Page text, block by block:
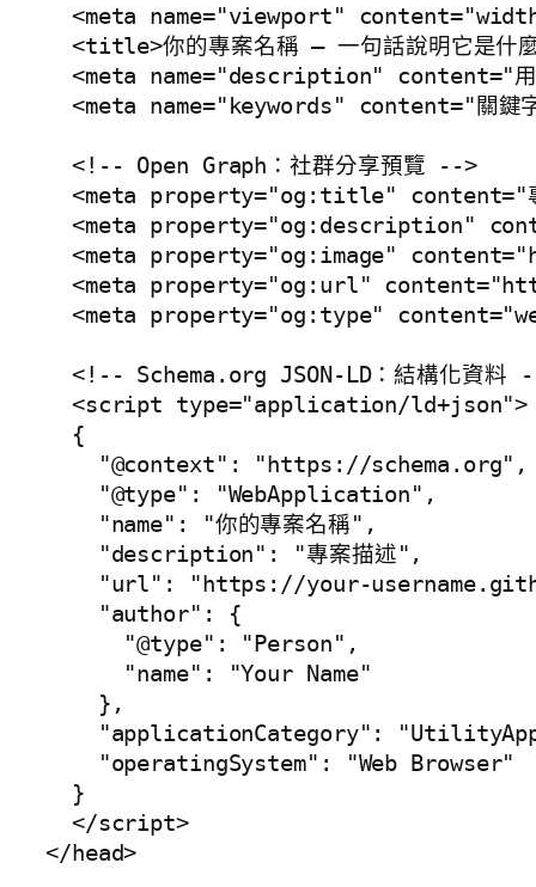
<meta name="viewport"
<title>你的專案名稱 — 一句話說明它是什
<meta name="description" content="用
<meta name="keywords" content="關鍵
  <!-- Open Graph：社群分享預覽 -->
<meta property="og:title" content="
<meta property="og:description"
<meta property="og:image"
<meta property="og:url"
<meta property="og:type"
<!-- Schema.org JSON-LD：結構化資料
  <script type="application/ld+json">
  {
    "@context": "https://schema.org",
    "@type": "WebApplication",
    "name": "你的專案名稱",
    "description": "專案描述",
"url": "https://your-
    "author": {
      "@type": "Person",
      "name": "Your Name"
    },
"applicationCategory":
    "operatingSystem": "Web Browser"
  }
  </script>